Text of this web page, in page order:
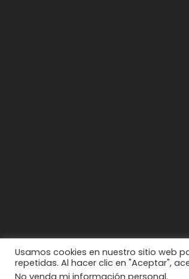
Usamos cookies en nuestro sitio web
repetidas. Al hacer clic en "Aceptar",
No venda mi información personal.